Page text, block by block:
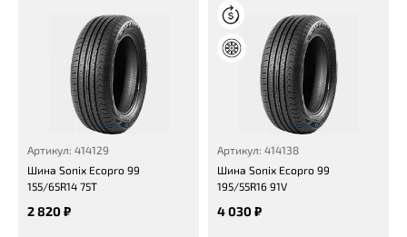
Артикул: 414129
Шина Sonix Ecopro 99
155/65R14 75T
2 820 ₽
Артикул: 414138
Шина Sonix Ecopro 99
195/55R16 91V
4 030 ₽